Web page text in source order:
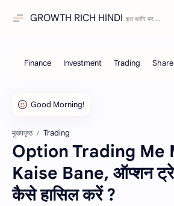
GROWTH RICH HINDI
मुख्यपृष्ठ Trading
Option Trading Me
Kaise Bane, ऑप्शन
कैसे हासिल करें ?